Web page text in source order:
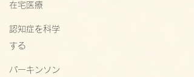
在宅医療
認知症を科学
する
パーキンソン